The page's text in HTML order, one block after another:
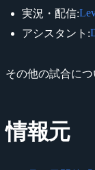
実況・配信:
アシスタント:
その他の試合に
情報元